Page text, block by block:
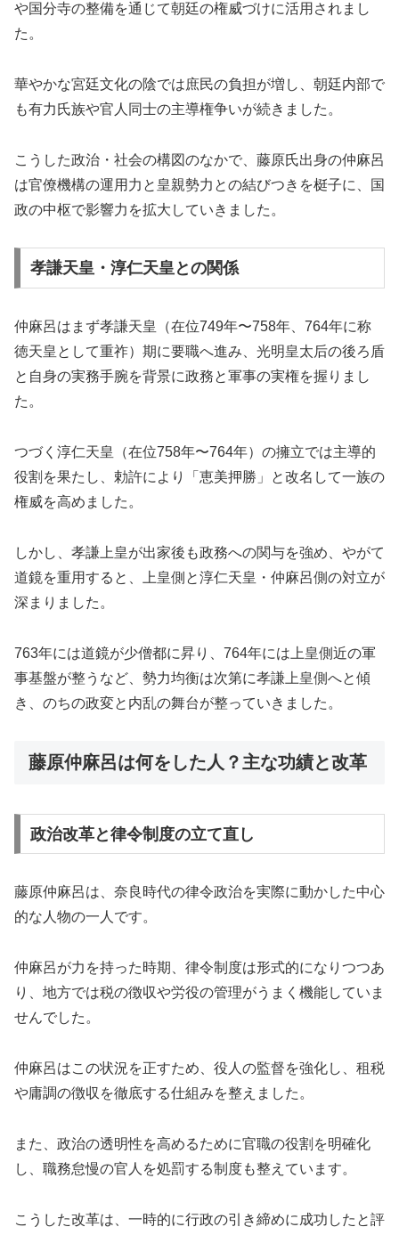
や国分寺の整備を通じて朝廷の権威づけに活用されまし
た。
華やかな宮廷文化の陰では庶民の負担が増し、朝廷内部で
も有力氏族や官人同士の主導権争いが続きました。
こうした政治・社会の構図のなかで、藤原氏出身の仲麻呂
は官僚機構の運用力と皇親勢力との結びつきを梃子に、国
政の中枢で影響力を拡大していきました。
孝謙天皇・淳仁天皇との関係
仲麻呂はまず孝謙天皇（在位749年〜758年、764年に称
徳天皇として重祚）期に要職へ進み、光明皇太后の後ろ盾
と自身の実務手腕を背景に政務と軍事の実権を握りまし
た。
つづく淳仁天皇（在位758年〜764年）の擁立では主導的
役割を果たし、勅許により「恵美押勝」と改名して一族の
権威を高めました。
しかし、孝謙上皇が出家後も政務への関与を強め、やがて
道鏡を重用すると、上皇側と淳仁天皇・仲麻呂側の対立が
深まりました。
763年には道鏡が少僧都に昇り、764年には上皇側近の軍
事基盤が整うなど、勢力均衡は次第に孝謙上皇側へと傾
き、のちの政変と内乱の舞台が整っていきました。
藤原仲麻呂は何をした人？主な功績と改革
政治改革と律令制度の立て直し
藤原仲麻呂は、奈良時代の律令政治を実際に動かした中心
的な人物の一人です。
仲麻呂が力を持った時期、律令制度は形式的になりつつあ
り、地方では税の徴収や労役の管理がうまく機能していま
せんでした。
仲麻呂はこの状況を正すため、役人の監督を強化し、租税
や庸調の徴収を徹底する仕組みを整えました。
また、政治の透明性を高めるために官職の役割を明確化
し、職務怠慢の官人を処罰する制度も整えています。
こうした改革は、一時的に行政の引き締めに成功したと評